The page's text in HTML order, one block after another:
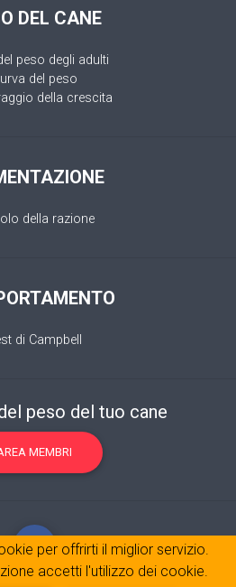
DEL CANE
peso degli adulti
del peso
della crescita
della razione
di Campbell
peso del tuo cane
MEMBRI
per offrirti il ​​miglior servizio.
accetti l'utilizzo dei cookie.